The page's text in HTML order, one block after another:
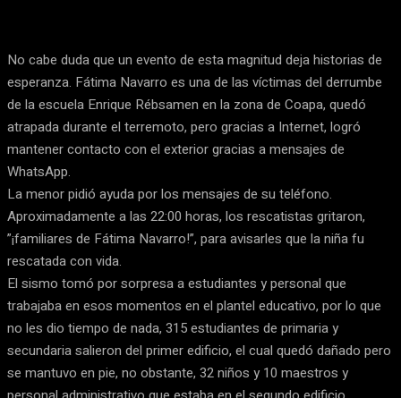
No cabe duda que un evento de esta magnitud deja historias de
esperanza. Fátima Navarro es una de las víctimas del derrumbe
de la escuela Enrique Rébsamen en la zona de Coapa, quedó
atrapada durante el terremoto, pero gracias a Internet, logró
mantener contacto con el exterior gracias a mensajes de
WhatsApp.
La menor pidió ayuda por los mensajes de su teléfono.
Aproximadamente a las 22:00 horas, los rescatistas gritaron,
”¡familiares de Fátima Navarro!”, para avisarles que la niña fu
rescatada con vida.
El sismo tomó por sorpresa a estudiantes y personal que
trabajaba en esos momentos en el plantel educativo, por lo que
no les dio tiempo de nada, 315 estudiantes de primaria y
secundaria salieron del primer edificio, el cual quedó dañado pero
se mantuvo en pie, no obstante, 32 niños y 10 maestros y